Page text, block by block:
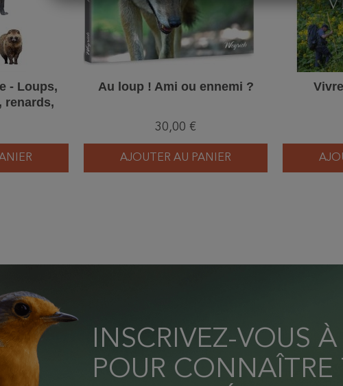
- Loups,
renards,
Au loup ! Ami ou ennemi ?
30,00 €
AJOUTER AU PANIER
INSCRIVEZ-VOUS
POUR CONNAÎTRE